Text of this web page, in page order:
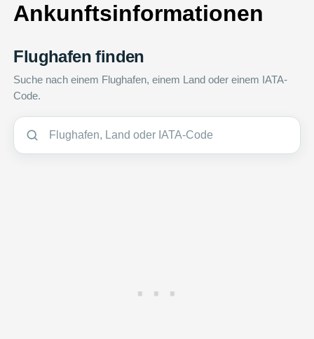
Ankunftsinformationen
Flughafen finden
Suche nach einem Flughafen, einem Land oder einem IATA-
Code.